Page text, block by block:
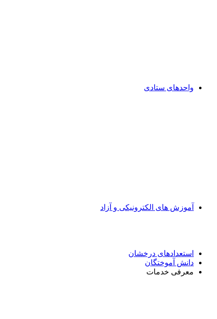
واحدهای ستادی
آموزش های الکترونیکی و آزاد
استعدادهای درخشان
دانش آموختگان
معرفی خدمات